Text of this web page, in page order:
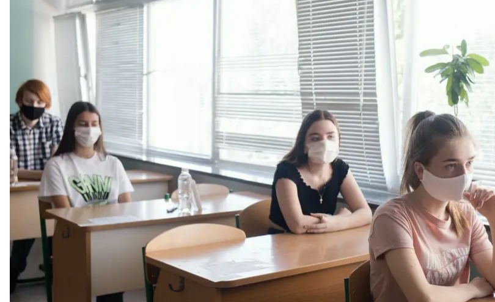
Анастасия Власова/hromadske
В Украине продолжается основная сессия внешнего независимого оценивания, которое в
под угрозой. На основную сессию — с 25 июня по 17 июля — зарегистрировались около 380
ожидание результатов — довольно стрессовая вещь. Мы собрали истории людей, которые
поступления в университеты в разные годы: до и после.
***
Наталья Русинчук, работает в Киевском национальном университете имени Тараса
году. Сдавала экзамены при университете. Родом из Зоринска (Луганская область),
физику в Донбасский государственный технический университет в Алчевске.
Я подавала документы в несколько учебных заведений. У меня была медаль после 11
государственном техническом университете мне сказали, что экзамены я сдавать не буду, у
собеседование. В другом, Восточноукраинском национальном университете имени
сдам экзамен по математике более чем на 9 баллов по 12-балльной системе, то меня берут
одного экзамена. Но я не знала, к чему готовиться, мне не говорили, какой формат,
вопросы. Сказали только, что экзамен будет по школьной программе. Это было достаточно
знаешь, что тебя ждет. Когда мы пришли на экзамен, нам сказали все вещи оставить. В
всем одинаковые ручки. Экзамен проходил в виде теста.